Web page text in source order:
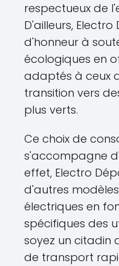
respectueux de
D'ailleurs,
d'honneur à
écologiques en
adaptés à ceux
transition vers
plus verts.
Ce choix de
s'accompagne
effet, Electro
d'autres
électriques en
spécifiques des
soyez un citadin
de transport